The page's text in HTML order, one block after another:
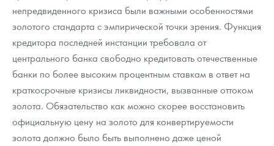
непредвиденного кризиса были важными особенностями
золотого стандарта с эмпирической точки зрения. Функция
кредитора последней инстанции требовала от
центрального банка свободно кредитовать отечественные
банки по более высоким процентным ставкам в ответ на
краткосрочные кризисы ликвидности, вызванные оттоком
золота. Обязательство как можно скорее восстановить
официальную цену на золото для конвертируемости
золота должно было быть выполнено даже ценой